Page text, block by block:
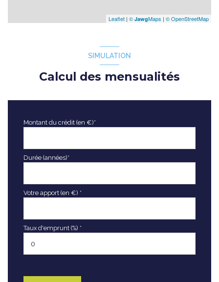
Leaflet | © JawgMaps | © OpenStreetMap
SIMULATION
Calcul des mensualités
Montant du crédit (en €)*
Durée (années)*
Votre apport (en €) *
Taux d'emprunt (%) *